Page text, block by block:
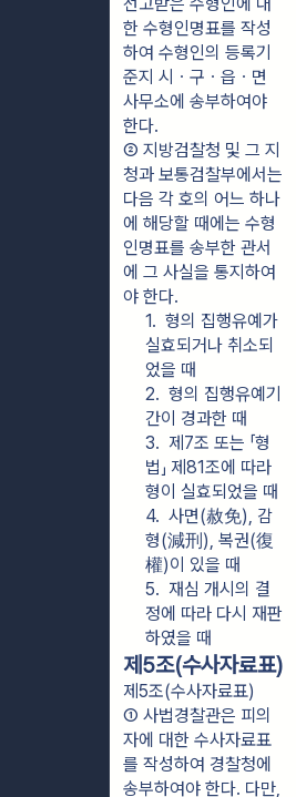
한 수형인명표를 작성
하여 수형인의 등록기
준지 시ㆍ구ㆍ읍ㆍ면
사무소에 송부하여야
한다.
② 지방검찰청 및 그 지
청과 보통검찰부에서는
다음 각 호의 어느 하나
에 해당할 때에는 수형
인명표를 송부한 관서
에 그 사실을 통지하여
야 한다.
1.  형의 집행유예가
실효되거나 취소되
었을 때
2.  형의 집행유예기
간이 경과한 때
3.  제7조 또는 「형
법」 제81조에 따라
형이 실효되었을 때
4.  사면(赦免), 감
형(減刑), 복권(復
權)이 있을 때
5.  재심 개시의 결
정에 따라 다시 재판
하였을 때
제5조(수사자료표)
제5조(수사자료표)
① 사법경찰관은 피의
자에 대한 수사자료표
를 작성하여 경찰청에
송부하여야 한다. 다만,